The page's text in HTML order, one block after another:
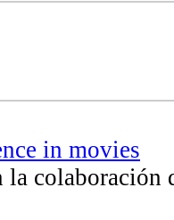
in movies
la colaboración